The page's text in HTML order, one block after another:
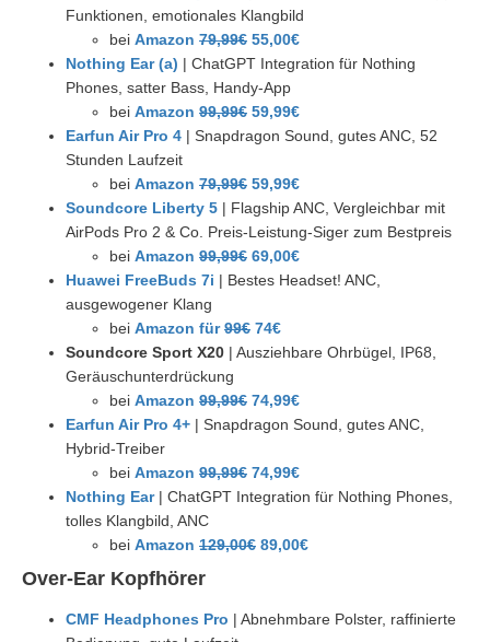
Funktionen, emotionales Klangbild
bei Amazon 79,99€ 55,00€
Nothing Ear (a) | ChatGPT Integration für Nothing
Phones, satter Bass, Handy-App
bei Amazon 99,99€ 59,99€
Earfun Air Pro 4 | Snapdragon Sound, gutes ANC, 52
Stunden Laufzeit
bei Amazon 79,99€ 59,99€
Soundcore Liberty 5 | Flagship ANC, Vergleichbar mit
AirPods Pro 2 & Co. Preis-Leistung-Siger zum Bestpreis
bei Amazon 99,99€ 69,00€
Huawei FreeBuds 7i | Bestes Headset! ANC,
ausgewogener Klang
bei Amazon für99€ 74€
Soundcore Sport X20 | Ausziehbare Ohrbügel, IP68,
Geräuschunterdrückung
bei Amazon 99,99€ 74,99€
Earfun Air Pro 4+ | Snapdragon Sound, gutes ANC,
Hybrid-Treiber
bei Amazon 99,99€ 74,99€
Nothing Ear| ChatGPT Integration für Nothing Phones,
tolles Klangbild, ANC
bei Amazon 129,00€ 89,00€
Over-Ear Kopfhörer
CMF Headphones Pro | Abnehmbare Polster, raffinierte